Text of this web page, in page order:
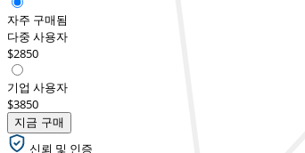
자주 구매됨
다중 사용자
$2850
기업 사용자
$3850
지금 구매
신뢰 및 인증